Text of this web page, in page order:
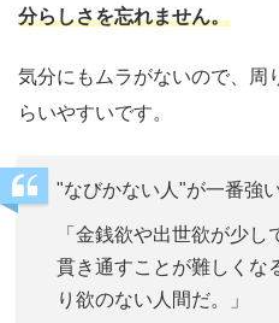
分らしさを忘れません。
気分にもムラがないので、周
らいやすいです。
"なびかない人"が一番強
「金銭欲や出世欲が少
貫き通すことが難しくな
り欲のない人間だ。」